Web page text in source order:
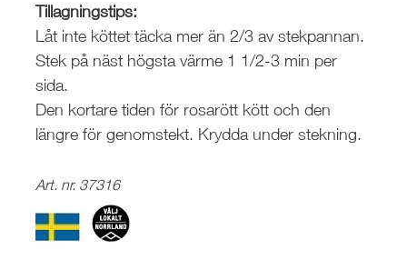
Tillagningstips:
Låt inte köttet täcka mer än 2/3 av stekpannan.
Stek på näst högsta värme 1 1/2-3 min per
sida.
Den kortare tiden för rosarött kött och den
längre för genomstekt. Krydda under stekning.
Art. nr. 37316